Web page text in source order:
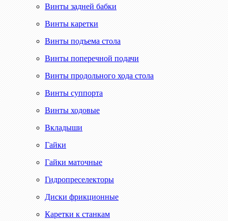
Винты задней бабки
Винты каретки
Винты подъема стола
Винты поперечной подачи
Винты продольного хода стола
Винты суппорта
Винты ходовые
Вкладыши
Гайки
Гайки маточные
Гидропреселекторы
Диски фрикционные
Каретки к станкам